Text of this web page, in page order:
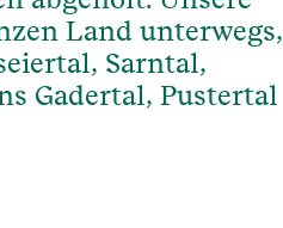
Land unterwegs,
Sarntal,
Gadertal, Pustertal